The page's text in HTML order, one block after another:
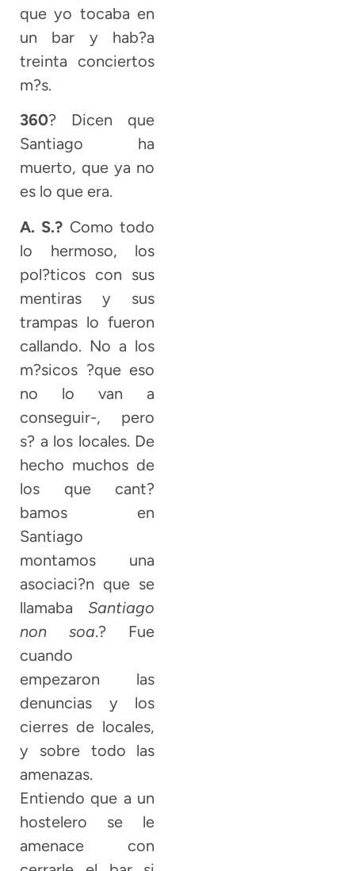
que yo tocaba en
un bar y hab?a
treinta conciertos
m?s.
360? Dicen que
Santiago ha
muerto, que ya no
es lo que era.
A. S.? Como todo
lo hermoso, los
pol?ticos con sus
mentiras y sus
trampas lo fueron
callando. No a los
m?sicos ?que eso
no lo van a
conseguir-, pero
s? a los locales. De
hecho muchos de
los que cant?
bamos en
Santiago
montamos una
asociaci?n que se
llamabaSantiago
non soa.? Fue
cuando
empezaron las
denuncias y los
cierres de locales,
y sobre todo las
amenazas.
Entiendo que a un
hostelero se le
amenace con